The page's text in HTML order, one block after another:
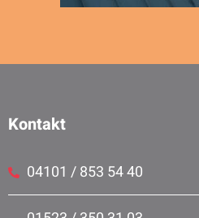
Kontakt
04101 / 853 54 40